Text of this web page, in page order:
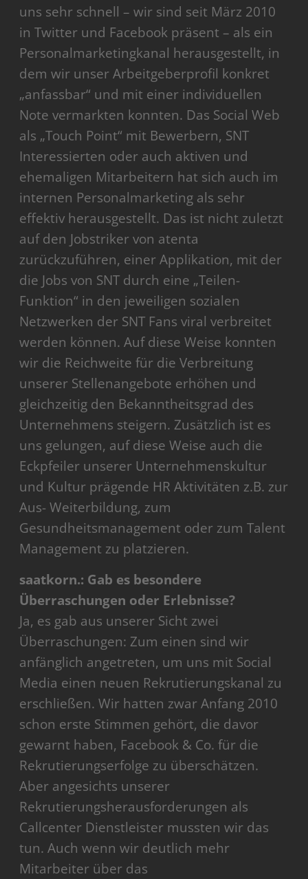
uns sehr schnell – wir sind seit März 2010
in Twitter und Facebook präsent – als ein
Personalmarketingkanal herausgestellt, in
dem wir unser Arbeitgeberprofil konkret
„anfassbar“ und mit einer individuellen
Note vermarkten konnten. Das Social Web
als „Touch Point“ mit Bewerbern, SNT
Interessierten oder auch aktiven und
ehemaligen Mitarbeitern hat sich auch im
internen Personalmarketing als sehr
effektiv herausgestellt. Das ist nicht zuletzt
auf den Jobstriker von atenta
zurückzuführen, einer Applikation, mit der
die Jobs von SNT durch eine „Teilen-
Funktion“ in den jeweiligen sozialen
Netzwerken der SNT Fans viral verbreitet
werden können. Auf diese Weise konnten
wir die Reichweite für die Verbreitung
unserer Stellenangebote erhöhen und
gleichzeitig den Bekanntheitsgrad des
Unternehmens steigern. Zusätzlich ist es
uns gelungen, auf diese Weise auch die
Eckpfeiler unserer Unternehmenskultur
und Kultur prägende HR Aktivitäten z.B. zur
Aus- Weiterbildung, zum
Gesundheitsmanagement oder zum Talent
Management zu platzieren.
saatkorn.: Gab es besondere
Überraschungen oder Erlebnisse?
Ja, es gab aus unserer Sicht zwei
Überraschungen: Zum einen sind wir
anfänglich angetreten, um uns mit Social
Media einen neuen Rekrutierungskanal zu
erschließen. Wir hatten zwar Anfang 2010
schon erste Stimmen gehört, die davor
gewarnt haben, Facebook & Co. für die
Rekrutierungserfolge zu überschätzen.
Aber angesichts unserer
Rekrutierungsherausforderungen als
Callcenter Dienstleister mussten wir das
tun. Auch wenn wir deutlich mehr
Mitarbeiter über das